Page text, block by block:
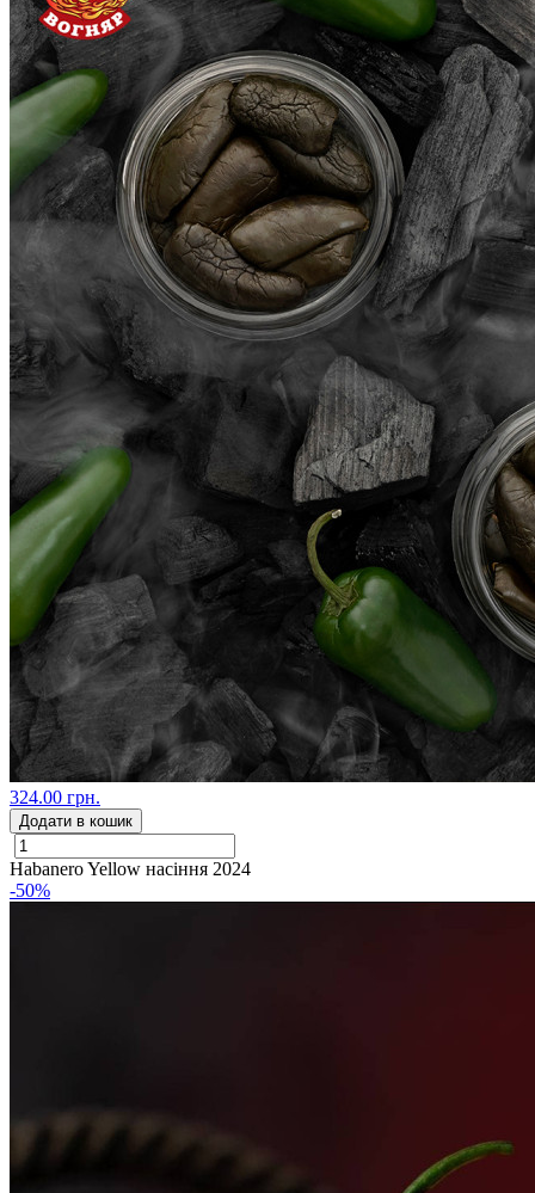
324.00 грн.
Додати в кошик
Habanero Yellow насіння 2024
-50%